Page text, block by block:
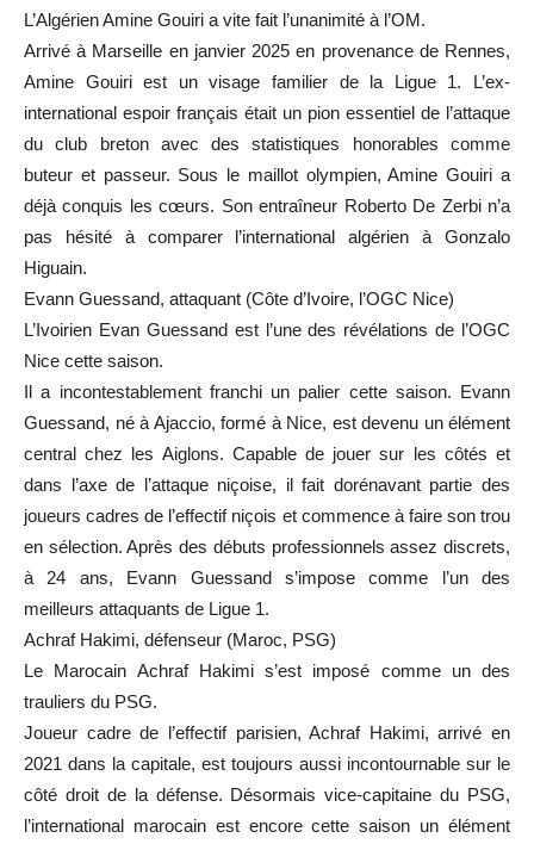
L’Algérien Amine Gouiri a vite fait l’unanimité à l’OM.
Arrivé à Marseille en janvier 2025 en provenance de Rennes,
Amine Gouiri est un visage familier de la Ligue 1. L’ex-
international espoir français était un pion essentiel de l’attaque
du club breton avec des statistiques honorables comme
buteur et passeur. Sous le maillot olympien, Amine Gouiri a
déjà conquis les cœurs. Son entraîneur Roberto De Zerbi n’a
pas hésité à comparer l’international algérien à Gonzalo
Higuain.
Evann Guessand, attaquant (Côte d’Ivoire, l’OGC Nice)
L’Ivoirien Evan Guessand est l’une des révélations de l’OGC
Nice cette saison.
Il a incontestablement franchi un palier cette saison. Evann
Guessand, né à Ajaccio, formé à Nice, est devenu un élément
central chez les Aiglons. Capable de jouer sur les côtés et
dans l’axe de l’attaque niçoise, il fait dorénavant partie des
joueurs cadres de l’effectif niçois et commence à faire son trou
en sélection. Après des débuts professionnels assez discrets,
à 24 ans, Evann Guessand s’impose comme l’un des
meilleurs attaquants de Ligue 1.
Achraf Hakimi, défenseur (Maroc, PSG)
Le Marocain Achraf Hakimi s’est imposé comme un des
trauliers du PSG.
Joueur cadre de l’effectif parisien, Achraf Hakimi, arrivé en
2021 dans la capitale, est toujours aussi incontournable sur le
côté droit de la défense. Désormais vice-capitaine du PSG,
l’international marocain est encore cette saison un élément